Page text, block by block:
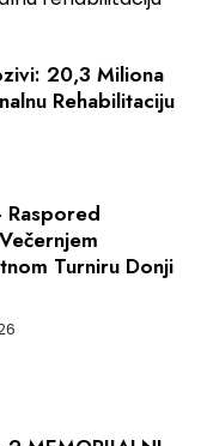
20,3 Miliona
Rehabilitaciju
Raspored
Turniru Donji